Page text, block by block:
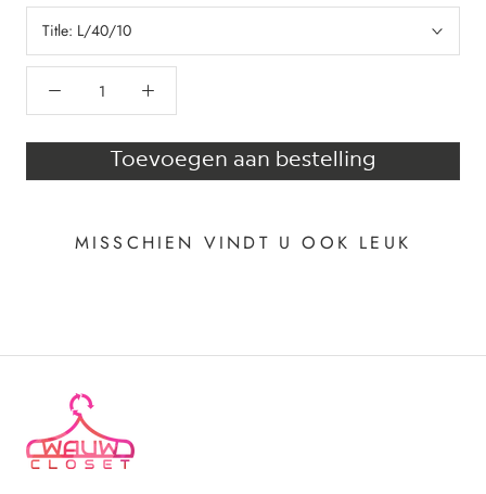
Title: L/40/10
Toevoegen aan bestelling
MISSCHIEN VINDT U OOK LEUK